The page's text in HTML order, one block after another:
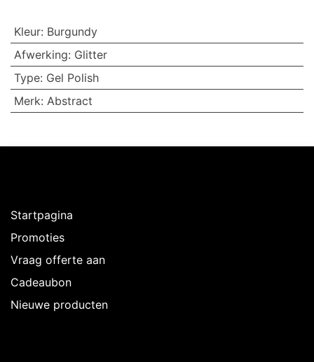
Kleur: Burgundy
Afwerking: Glitter
Type: Gel Polish
Merk: Abstract
Startpagina
Promoties
Vraag offerte aan
Cadeaubon
Nieuwe producten